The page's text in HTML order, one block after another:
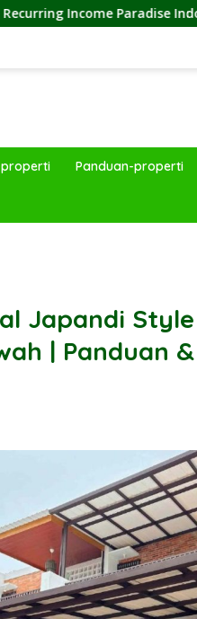
Paradise Indonesia hingga
Panduan-properti
Japandi
| Panduan &